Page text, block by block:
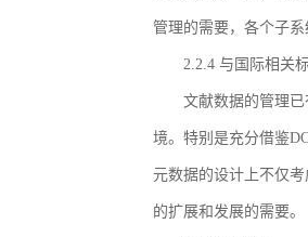
管理的需要，各个子
2.2.4 与国际相关
文献数据的管理
境。特别是充分借鉴
元数据的设计上不仅
的扩展和发展的需要。